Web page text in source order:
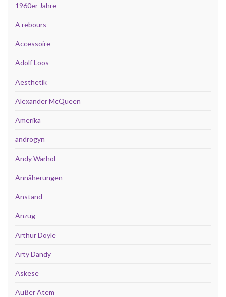
1960er Jahre
A rebours
Accessoire
Adolf Loos
Aesthetik
Alexander McQueen
Amerika
androgyn
Andy Warhol
Annäherungen
Anstand
Anzug
Arthur Doyle
Arty Dandy
Askese
Außer Atem